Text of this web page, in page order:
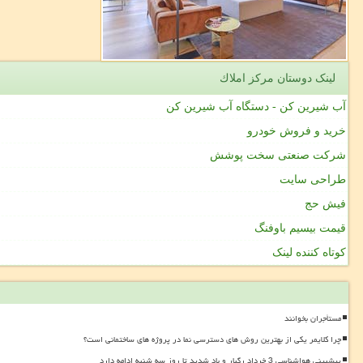
لینک دوستان مركز املاك
آب شیرین کن - دستگاه آب شیرین کن
خرید و فروش خودرو
شرکت صنعتی سخت پوشش
طراحی سایت
فیش حج
قیمت بیسیم باوفنگ
کوتاه کننده لینک
مستأجران بخوانند
چرا کلایمر یکی از بهترین روش های دسترسی نما در پروژه های ساختمانی است؟